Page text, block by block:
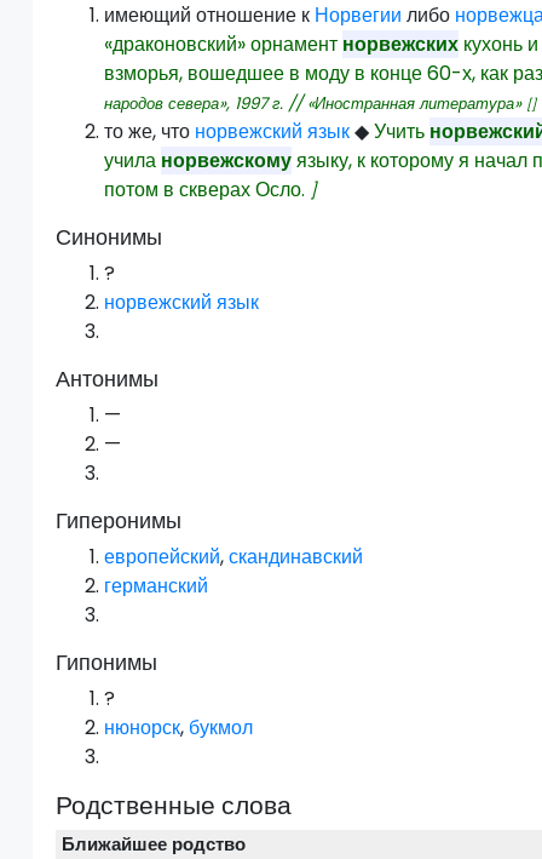
имеющий отношение к Норвегии либо
«драконовский» орнамент норвежских кухонь
взморья, вошедшее в моду в конце 60-х, как
народов севера», 1997г. // «Иностранная литература» []
то же, что норвежский язык◆Учить
учила норвежскомуязыку, к которому я
потом в скверах Осло. ]
Синонимы
?
норвежский язык
Антонимы
—
—
Гиперонимы
европейский,скандинавский
германский
Гипонимы
?
нюнорск, букмол
Родственные слова
Ближайшее родство